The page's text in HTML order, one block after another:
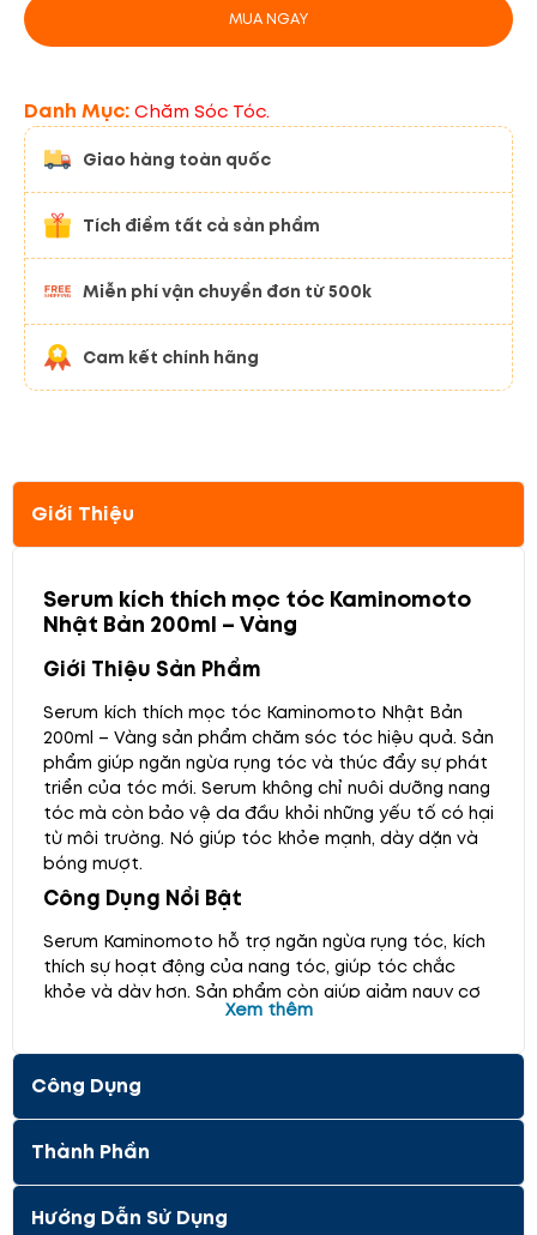
MUA NGAY
Danh Mục:Chăm Sóc Tóc.
Giao hàng toàn quốc
Tích điểm tất cả sản phẩm
Miễn phí vận chuyển đơn từ 500k
Cam kết chính hãng
Giới Thiệu
Serum kích thích mọc tóc Kaminomoto
Nhật Bản 200ml – Vàng
Giới Thiệu Sản Phẩm
Serum kích thích mọc tóc Kaminomoto Nhật Bản
200ml – Vàng sản phẩm chăm sóc tóc hiệu quả. Sản
phẩm giúp ngăn ngừa rụng tóc và thúc đẩy sự phát
triển của tóc mới. Serum không chỉ nuôi dưỡng nang
tóc mà còn bảo vệ da đầu khỏi những yếu tố có hại
từ môi trường. Nó giúp tóc khỏe mạnh, dày dặn và
bóng mượt.
Công Dụng Nổi Bật
Serum Kaminomoto hỗ trợ ngăn ngừa rụng tóc, kích
thích sự hoạt động của nang tóc, giúp tóc chắc
khỏe và dày hơn. Sản phẩm còn giúp giảm nguy cơ
mắc các bệnh về da đầu như nấm và gàu. Đồng
hay bết tóc, mang lại cảm giác dễ chịu, thông
thoáng và sạch sẽ cho mái tóc.Lợi Ích Cho Da Đầu
Serum giúp giải phóng các yếu tố ức chế viêm da
hoàn máu. Sản phẩm còn bảo vệ da đầu khỏi tác
động của môi trường, đồng thời giúp cải thiện độ
Xem thêm
Công Dụng
Thành Phần
Hướng Dẫn Sử Dụng